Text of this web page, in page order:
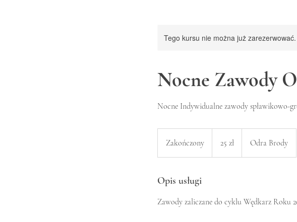
Tego kursu nie można już zarezerwować.
Nocne Zawody
Nocne Indywidualne zawody spławikowo-
Zakończony
a
c
polskich
25 zł Odra Brody
Opis usługi
Zawody zaliczane do cyklu Wędkarz Roku